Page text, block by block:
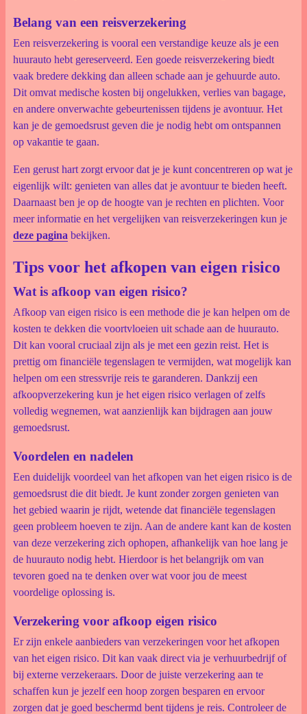
Belang van een reisverzekering
Een reisverzekering is vooral een verstandige keuze als je een
huurauto hebt gereserveerd. Een goede reisverzekering biedt
vaak bredere dekking dan alleen schade aan je gehuurde auto.
Dit omvat medische kosten bij ongelukken, verlies van bagage,
en andere onverwachte gebeurtenissen tijdens je avontuur. Het
kan je de gemoedsrust geven die je nodig hebt om ontspannen
op vakantie te gaan.
Een gerust hart zorgt ervoor dat je je kunt concentreren op wat je
eigenlijk wilt: genieten van alles dat je avontuur te bieden heeft.
Daarnaast ben je op de hoogte van je rechten en plichten. Voor
meer informatie en het vergelijken van reisverzekeringen kun je
deze pagina bekijken.
Tips voor het afkopen van eigen risico
Wat is afkoop van eigen risico?
Afkoop van eigen risico is een methode die je kan helpen om de
kosten te dekken die voortvloeien uit schade aan de huurauto.
Dit kan vooral cruciaal zijn als je met een gezin reist. Het is
prettig om financiële tegenslagen te vermijden, wat mogelijk kan
helpen om een stressvrije reis te garanderen. Dankzij een
afkoopverzekering kun je het eigen risico verlagen of zelfs
volledig wegnemen, wat aanzienlijk kan bijdragen aan jouw
gemoedsrust.
Voordelen en nadelen
Een duidelijk voordeel van het afkopen van het eigen risico is de
gemoedsrust die dit biedt. Je kunt zonder zorgen genieten van
het gebied waarin je rijdt, wetende dat financiële tegenslagen
geen probleem hoeven te zijn. Aan de andere kant kan de kosten
van deze verzekering zich ophopen, afhankelijk van hoe lang je
de huurauto nodig hebt. Hierdoor is het belangrijk om van
tevoren goed na te denken over wat voor jou de meest
voordelige oplossing is.
Verzekering voor afkoop eigen risico
Er zijn enkele aanbieders van verzekeringen voor het afkopen
van het eigen risico. Dit kan vaak direct via je verhuurbedrijf of
bij externe verzekeraars. Door de juiste verzekering aan te
schaffen kun je jezelf een hoop zorgen besparen en ervoor
zorgen dat je goed beschermd bent tijdens je reis. Controleer de